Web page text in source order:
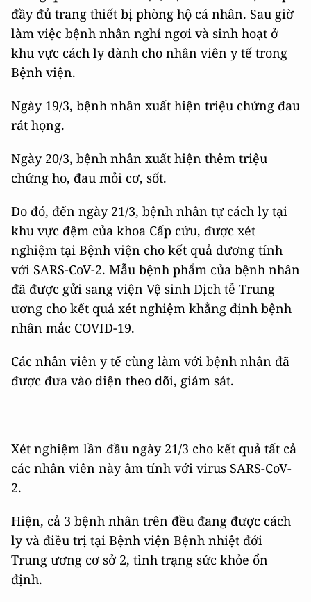
đầy đủ trang thiết bị phòng hộ cá nhân. Sau giờ
làm việc bệnh nhân nghỉ ngơi và sinh hoạt ở
khu vực cách ly dành cho nhân viên y tế trong
Bệnh viện.
Ngày 19/3, bệnh nhân xuất hiện triệu chứng đau
rát họng.
Ngày 20/3, bệnh nhân xuất hiện thêm triệu
chứng ho, đau mỏi cơ, sốt.
Do đó, đến ngày 21/3, bệnh nhân tự cách ly tại
khu vực đệm của khoa Cấp cứu, được xét
nghiệm tại Bệnh viện cho kết quả dương tính
với SARS-CoV-2. Mẫu bệnh phẩm của bệnh nhân
đã được gửi sang viện Vệ sinh Dịch tễ Trung
ương cho kết quả xét nghiệm khẳng định bệnh
nhân mắc COVID-19.
Các nhân viên y tế cùng làm với bệnh nhân đã
được đưa vào diện theo dõi, giám sát.
Xét nghiệm lần đầu ngày 21/3 cho kết quả tất cả
các nhân viên này âm tính với virus SARS-CoV-
2.
Hiện, cả 3 bệnh nhân trên đều đang được cách
ly và điều trị tại Bệnh viện Bệnh nhiệt đới
Trung ương cơ sở 2, tình trạng sức khỏe ổn
định.